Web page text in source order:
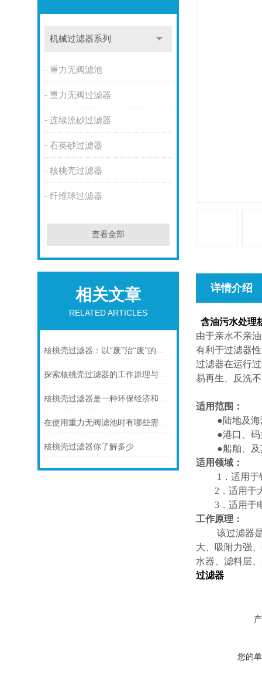
机械过滤器系列
重力无阀滤池
重力无阀过滤器
连续流砂过滤器
石英砂过滤器
核桃壳过滤器
纤维球过滤器
查看全部
相关文章
RELATED ARTICLES
核桃壳过滤器：以“废”治“废”的绿色净化艺术
探索核桃壳过滤器的工作原理与应用前景
核桃壳过滤器是一种环保经济和可持续的过滤器
在使用重力无阀滤池时有哪些需要注意的呢
核桃壳过滤器你了解多少
详情介绍
含油污水处理
由于亲水不亲
有利于过滤器
过滤器在运行
易再生、反洗
适用范围：
●陆地及海洋
●港口、码头
●船舶、及
适用领域：
1．适用于钢
2．适用于大
3．适用于电
工作原理：
该过滤器是
大、吸附力强
水器、滤料层
过滤器
您的